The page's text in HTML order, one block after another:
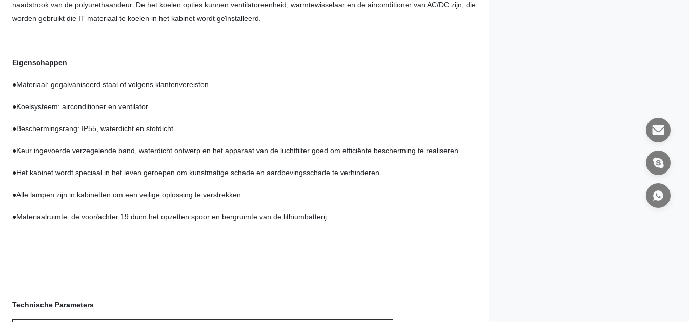
naadstrook van de polyurethaandeur. De het koelen opties kunnen ventilatoreenheid, warmtewisselaar en de airconditioner van AC/DC zijn, die
worden gebruikt die IT materiaal te koelen in het kabinet wordt geïnstalleerd.
Eigenschappen
●Materiaal: gegalvaniseerd staal of volgens klantenvereisten.
●Koelsysteem: airconditioner en ventilator
●Beschermingsrang: IP55, waterdicht en stofdicht.
●Keur ingevoerde verzegelende band, waterdicht ontwerp en het apparaat van de luchtfilter goed om efficiënte bescherming te realiseren.
●Het kabinet wordt speciaal in het leven geroepen om kunstmatige schade en aardbevingsschade te verhinderen.
●Alle lampen zijn in kabinetten om een veilige oplossing te verstrekken.
●Materiaalruimte: de voor/achter 19 duim het opzetten spoor en bergruimte van de lithiumbatterij.
Technische Parameters